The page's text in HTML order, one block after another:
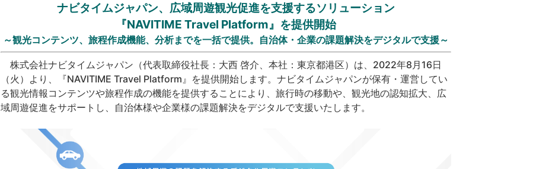
ナビタイムジャパン、広域周遊観光促進を支援するソリューション
『NAVITIME Travel Platform』を提供開始
～観光コンテンツ、旅程作成機能、分析までを一括で提供。自治体・企業の課題解決をデジタルで支援～
株式会社ナビタイムジャパン（代表取締役社長：大西 啓介、本社：東京都港区）は、2022年8月16日
（火）より、『NAVITIME Travel Platform』を提供開始します。ナビタイムジャパンが保有・運営してい
る観光情報コンテンツや旅程作成の機能を提供することにより、旅行時の移動や、観光地の認知拡大、広
域周遊促進をサポートし、自治体様や企業様の課題解決をデジタルで支援いたします。